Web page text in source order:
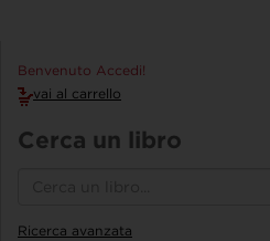
Benvenuto Accedi!
vai al carrello
Cerca un libro
Ricerca avanzata